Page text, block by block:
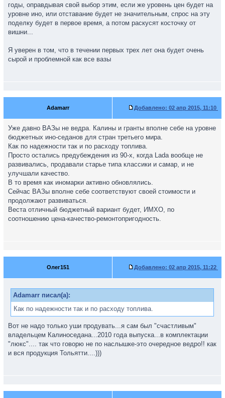
годы, оправдывая свой выбор этим, если же уровень цен будет на
уровне ино, или отставание будет не значительным, спрос на эту
поделку будет в первое время, а потом раскусят косточку от
вишни...
Я уверен в том, что в течении первых трех лет она будет очень
сырой и проблемной как все вазы
Adamarr Добавлено: 02 апр 2015, 11:10
Уже давно ВАЗы не ведра. Калины и гранты вполне себе на уровне
бюджетных ино-седанов для стран третьего мира.
Как по надежности так и по расходу топлива.
Просто остались предубеждения из 90-х, когда Lada вообще не
развивались, продавали старье типа классики и самар, и не
улучшали качество.
В то время как иномарки активно обновлялись.
Сейчас ВАЗы вполне себе соответствуют своей стоимости и
продолжают развиваться.
Веста отличный бюджетный вариант будет, ИМХО, по
соотношению цена-качество-ремонтопригодность.
Олег151 Добавлено: 02 апр 2015, 11:22
Adamarr писал(а):
Как по надежности так и по расходу топлива.
Вот не надо только уши продувать...я сам был "счастливым"
владельцем Калиноседана...2010 года выпуска...в комплектации
"люкс".... так что говорю не по наслышке-это очередное ведро!! как
и вся продукция Тольятти....)))